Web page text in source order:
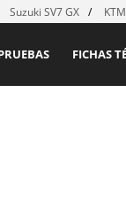
Suzuki SV7 GX
FICHAS